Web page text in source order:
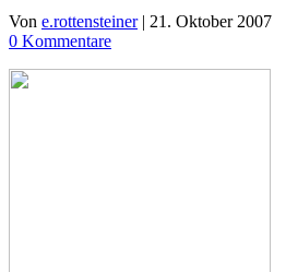
Von e.rottensteiner | 21. Oktober 2007
0 Kommentare